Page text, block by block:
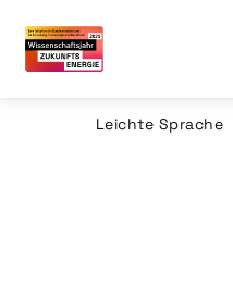
Leichte Sprache